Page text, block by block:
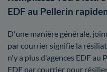
EDF au Pellerin
D'une manière générale,
par courrier signifie la
n'y a plus d'agences EDF
EDF par courrier pour